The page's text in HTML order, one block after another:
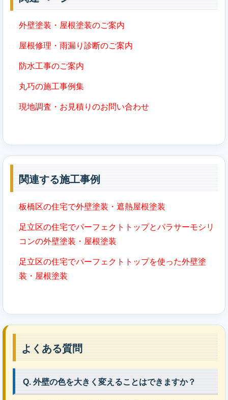
外壁塗装・屋根塗装のご案内
屋根修理・雨漏り診断のご案内
防水工事のご案内
丸巧の施工事例集
現地調査・お見積りのお問い合わせ
関連する施工事例
板橋区の住宅で外壁塗装・遮熱屋根塗装
足立区の住宅でパーフェクトトップとパラサーモシリ
コンの外壁塗装・屋根塗装
足立区の住宅でパーフェクトトップを使った外壁塗
装・屋根塗装
よくある質問
Q. 外壁の色を大きく変えることはできますか？